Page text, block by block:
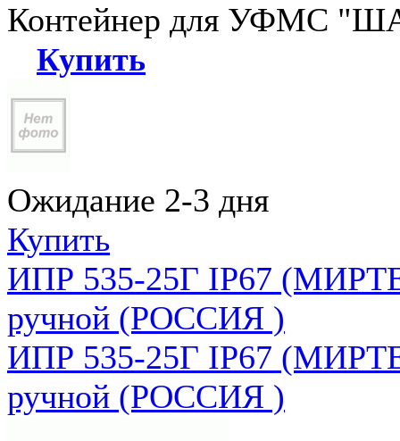
Контейнер для УФМС
Купить
Ожидание 2-3 дня
Купить
ИПР 535-25Г IP67
ручной (РОССИЯ )
ИПР 535-25Г IP67
ручной (РОССИЯ )